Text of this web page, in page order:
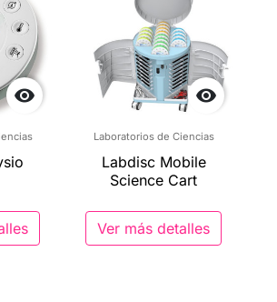
 
Laboratorios de Ciencias
Labdisc Mobile
Science Cart
Ver más detalles